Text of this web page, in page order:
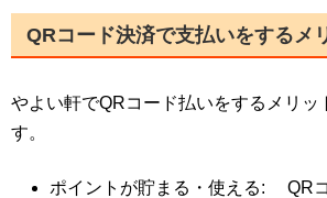
QRコード決済で支払いをするメ
やよい軒でQRコード払いをするメリッ
す。
ポイントが貯まる・使える: QR